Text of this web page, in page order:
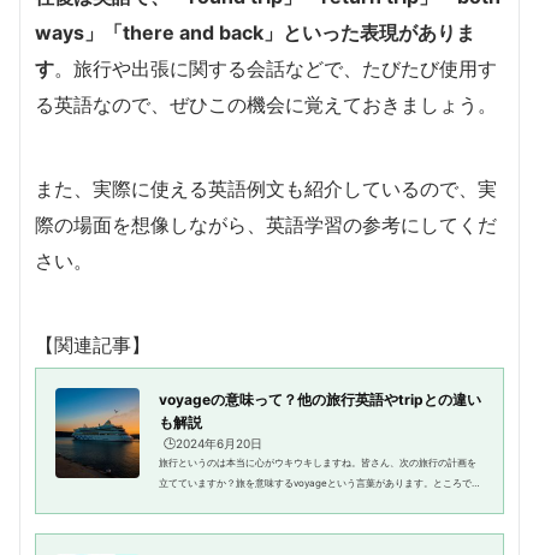
ways」「there and back」といった表現がありま
す。旅行や出張に関する会話などで、たびたび使用す
る英語なので、ぜひこの機会に覚えておきましょう。
また、実際に使える英語例文も紹介しているので、実
際の場面を想像しながら、英語学習の参考にしてくだ
さい。
【関連記事】
voyageの意味って？他の旅行英語やtripとの違い
も解説
🕒️2024年6月20日
旅行というのは本当に心がウキウキしますね。皆さん、次の旅行の計画を
立てていますか？旅を意味するvoyageという言葉があります。ところで、